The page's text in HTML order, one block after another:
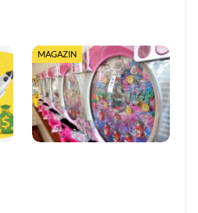
MAGAZIN